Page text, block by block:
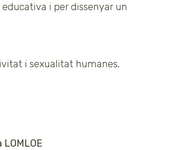
i per dissenyar un
i sexualitat humanes.